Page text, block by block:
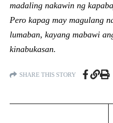
madaling nakawin ng
Pero kapag may magulang
lumaban, kayang mabawi
kinabukasan.
SHARE THIS STORY